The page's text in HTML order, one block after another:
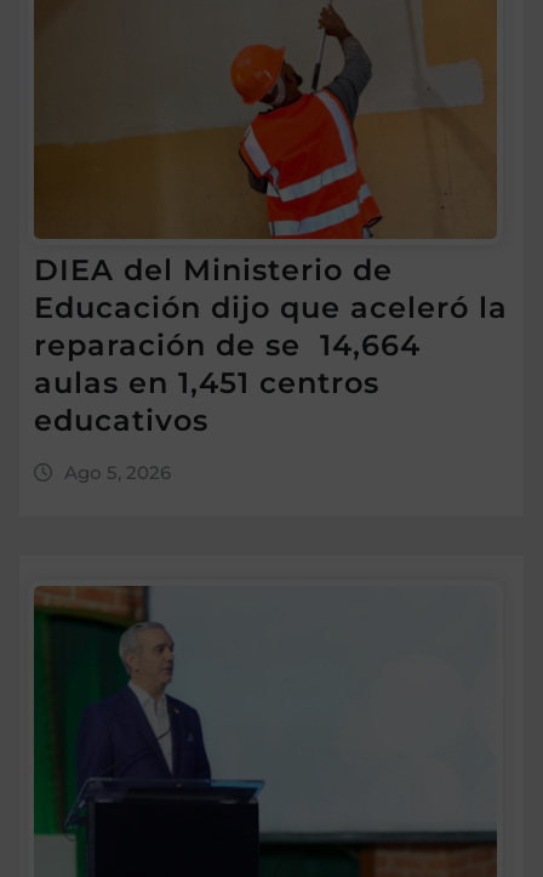
DIEA del Ministerio de
Educación dijo que aceleró la
reparación de se 14,664
aulas en 1,451 centros
educativos
Ago 5, 2026